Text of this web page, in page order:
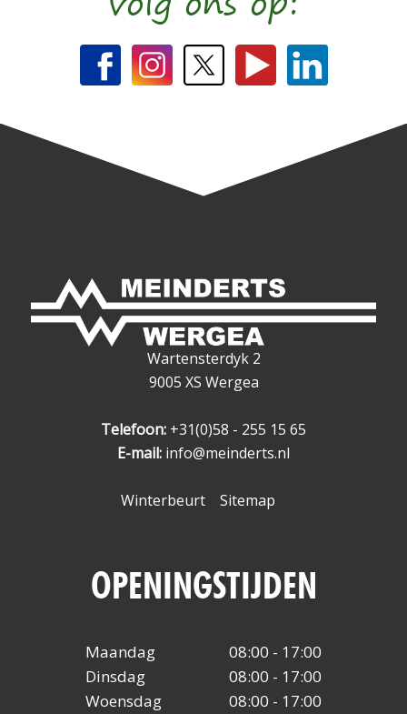
Wartensterdyk 2
9005 XS Wergea
Telefoon: +31(0)58 - 255 15 65
E-mail: info@meinderts.nl
Winterbeurt Sitemap
OPENINGSTIJDEN
Maandag
08:00 - 17:00
Dinsdag
08:00 - 17:00
Woensdag
08:00 - 17:00